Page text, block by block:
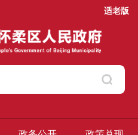
适老版